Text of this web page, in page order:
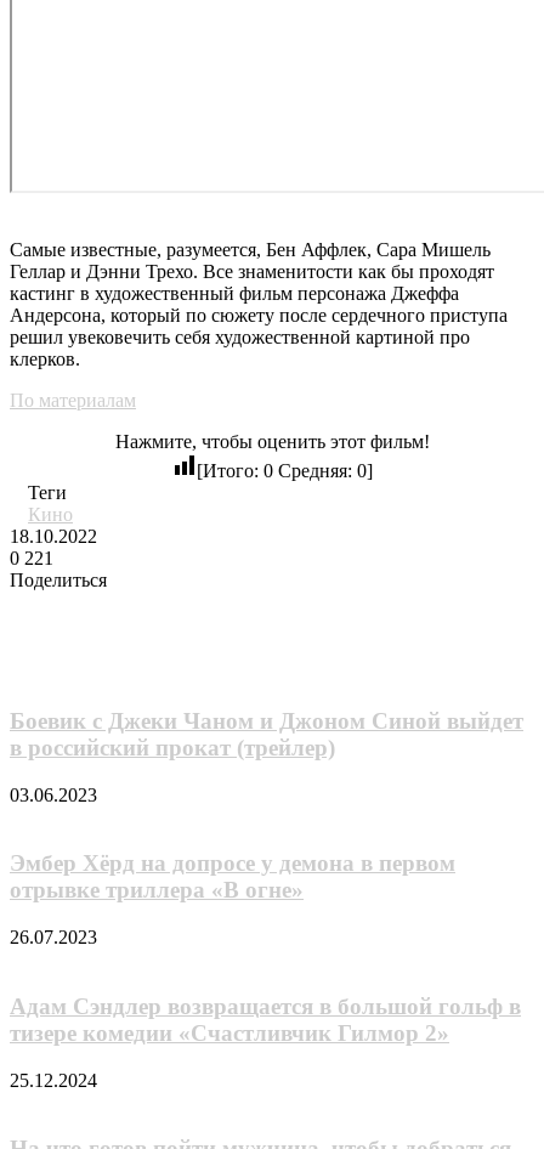
Самые известные, разумеется, Бен Аффлек, Сара Мишель
Геллар и Дэнни Трехо. Все знаменитости как бы проходят
кастинг в художественный фильм персонажа Джеффа
Андерсона, который по сюжету после сердечного приступа
решил увековечить себя художественной картиной про
клерков.
По материалам
Нажмите, чтобы оценить этот фильм!
[Итого: 0Средняя: 0]
Теги
Кино
18.10.2022
0 221
Поделиться
Боевик с Джеки Чаном и Джоном Синой выйдет
в российский прокат (трейлер)
03.06.2023
Эмбер Хёрд на допросе у демона в первом
отрывке триллера «В огне»
26.07.2023
Адам Сэндлер возвращается в большой гольф в
тизере комедии «Счастливчик Гилмор 2»
25.12.2024